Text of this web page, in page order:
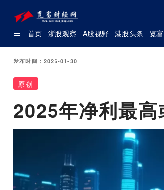
首页 浙股观察 A股视野 港股头条 览
发布时间：2026-01-30
原创
2025年净利最